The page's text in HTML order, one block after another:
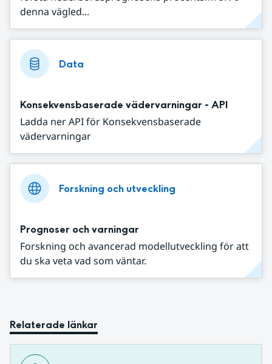
denna vägled...
Data
Konsekvensbaserade vädervarningar - API
Ladda ner API för Konsekvensbaserade
vädervarningar
Forskning och utveckling
Prognoser och varningar
Forskning och avancerad modellutveckling för att
du ska veta vad som väntar.
Relaterade länkar